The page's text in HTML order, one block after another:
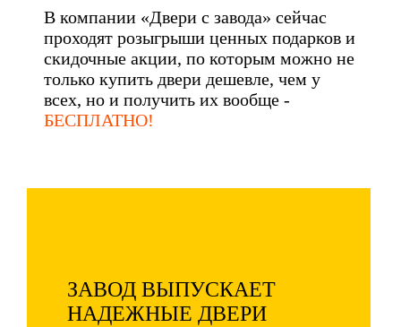
В компании «Двери с завода» сейчас
проходят розыгрыши ценных подарков и
скидочные акции, по которым можно не
только купить двери дешевле, чем у
всех, но и получить их вообще -
БЕСПЛАТНО!
ЗАВОД ВЫПУСКАЕТ
НАДЕЖНЫЕ ДВЕРИ